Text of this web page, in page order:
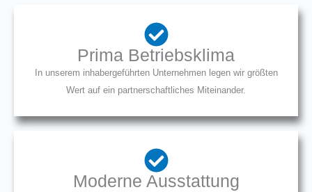
Prima Betriebsklima
In unserem inhabergeführten Unternehmen legen wir größten
Wert auf ein partnerschaftliches Miteinander.
Moderne Ausstattung